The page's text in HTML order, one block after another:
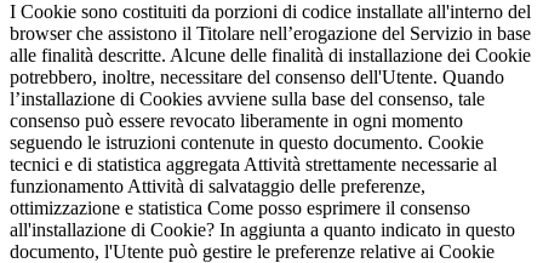
I Cookie sono costituiti da porzioni di codice installate all'interno del
browser che assistono il Titolare nell’erogazione del Servizio in base
alle finalità descritte. Alcune delle finalità di installazione dei Cookie
potrebbero, inoltre, necessitare del consenso dell'Utente. Quando
l’installazione di Cookies avviene sulla base del consenso, tale
consenso può essere revocato liberamente in ogni momento
seguendo le istruzioni contenute in questo documento. Cookie
tecnici e di statistica aggregata Attività strettamente necessarie al
funzionamento Attività di salvataggio delle preferenze,
ottimizzazione e statistica Come posso esprimere il consenso
all'installazione di Cookie? In aggiunta a quanto indicato in questo
documento, l'Utente può gestire le preferenze relative ai Cookie